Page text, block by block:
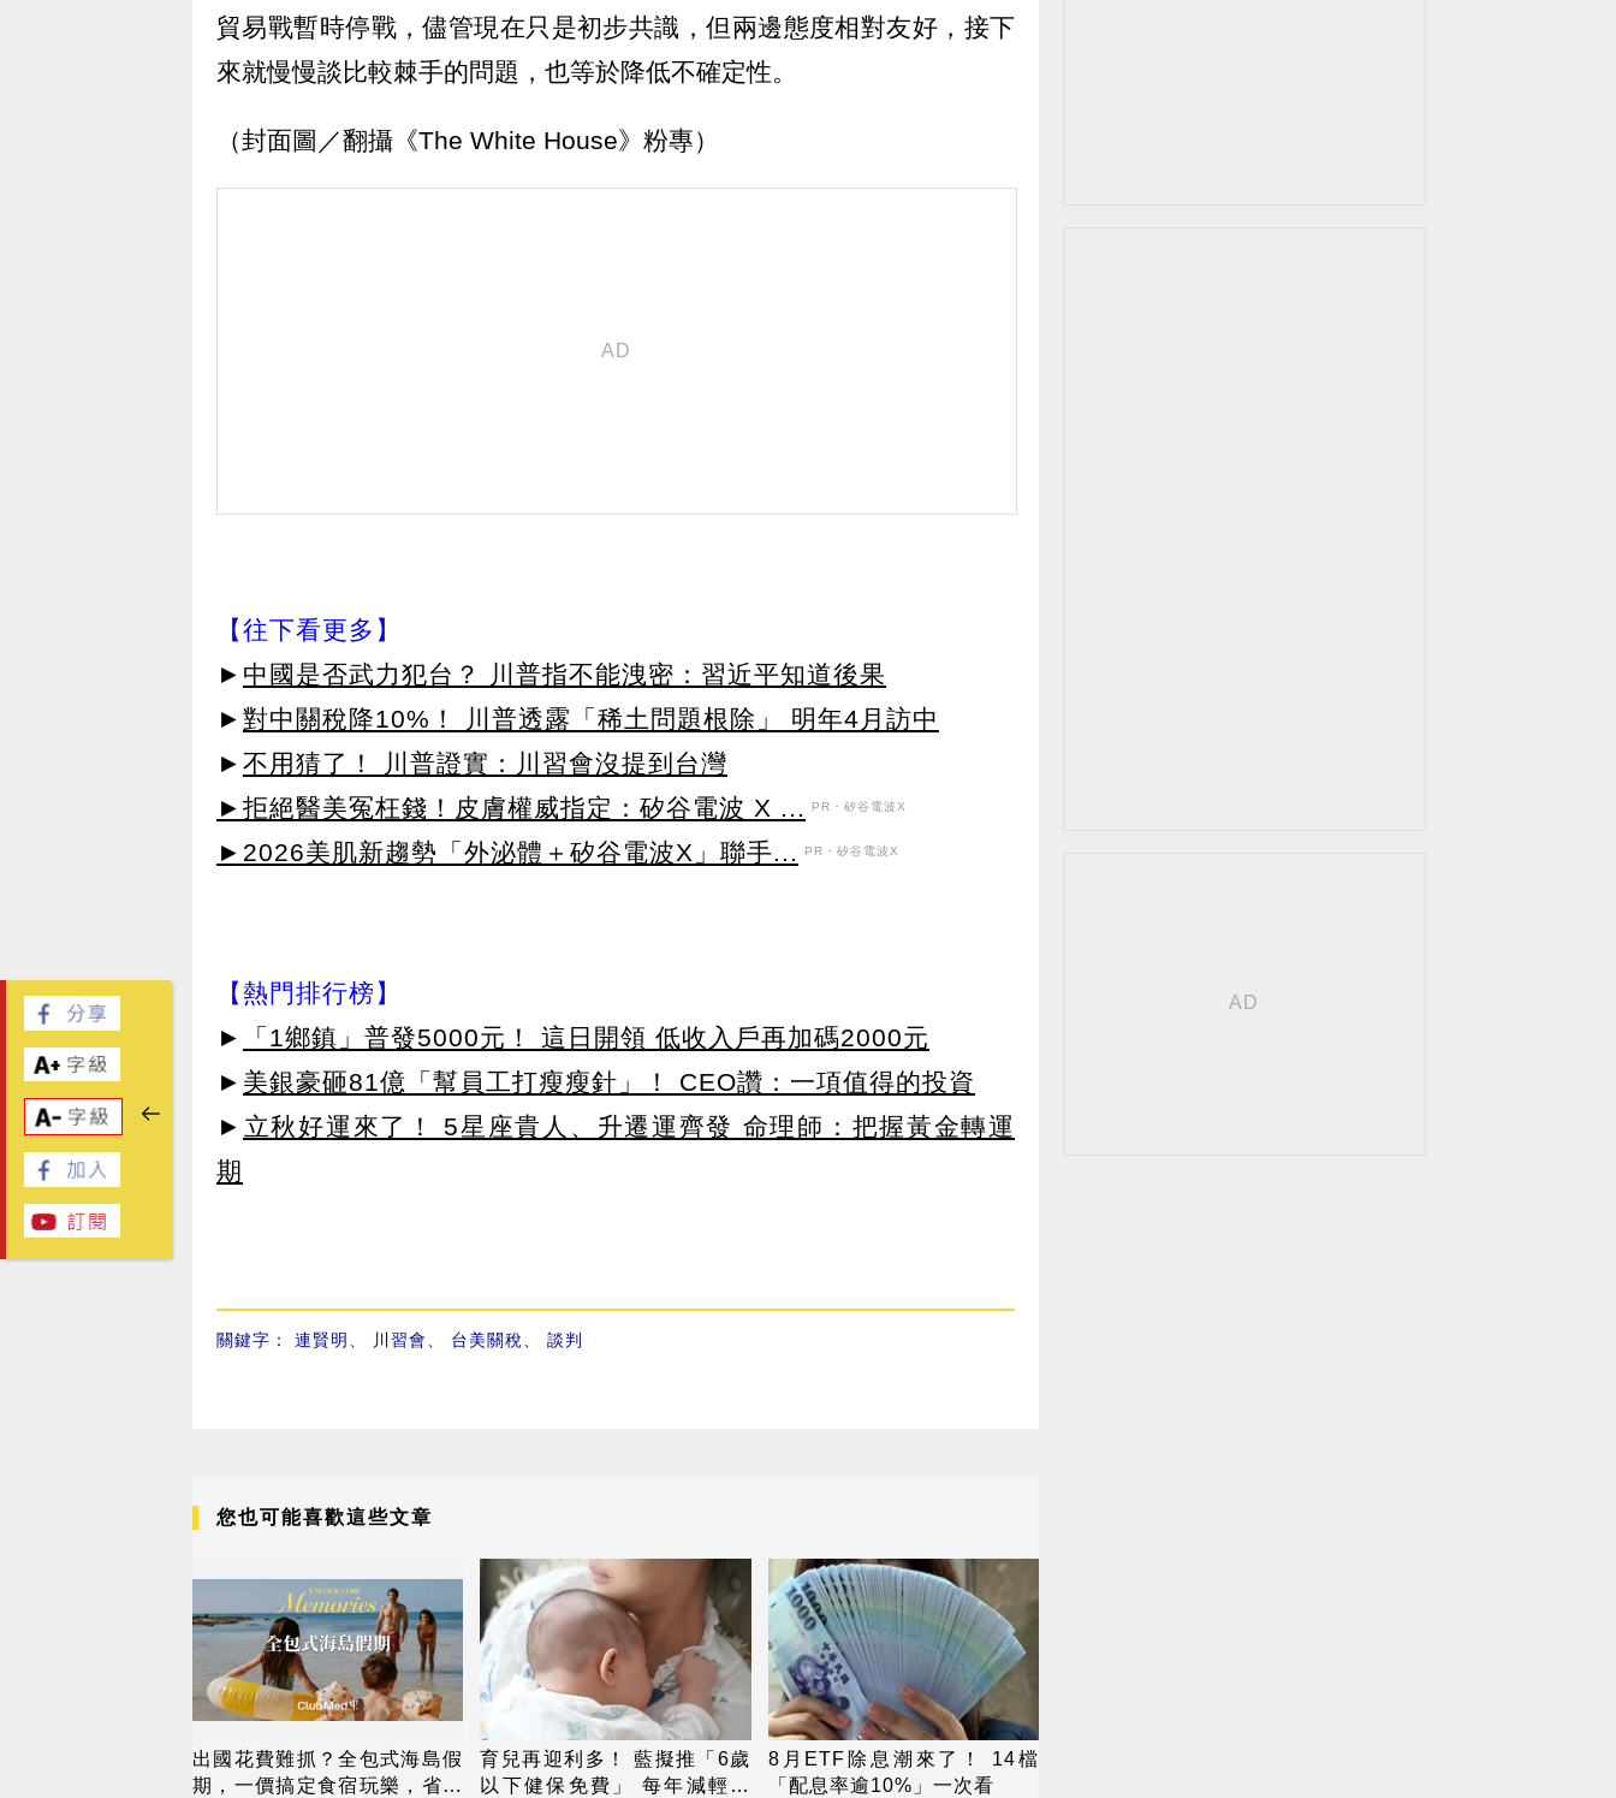
貿易戰暫時停戰，儘管現在只是初步共識，但兩邊態度相對友好，接下
來就慢慢談比較棘手的問題，也等於降低不確定性。
（封面圖／翻攝《The White House》粉專）
【往下看更多】
► 中國是否武力犯台？ 川普指不能洩密：習近平知道後果
► 對中關稅降10%！ 川普透露「稀土問題根除」 明年4月訪中
► 不用猜了！ 川普證實：川習會沒提到台灣
►拒絕醫美冤枉錢！皮膚權威指定：矽谷電波 X ...
PR・矽谷電波X
►2026美肌新趨勢「外泌體＋矽谷電波X」聯手... PR・矽谷電波X
【熱門排行榜】
►
「1鄉鎮」普發5000元！ 這日開領 低收入戶再加碼2000元
► 美銀豪砸81億「幫員工打瘦瘦針」！ CEO讚：一項值得的投資
► 立秋好運來了！ 5星座貴人、升遷運齊發 命理師：把握黃金轉運
期
關鍵字： 連賢明 、 川習會、 台美關稅、 談判
您也可能喜歡這些文章
出國花費難抓？全包式海島假
期，一價搞定食宿玩樂，省錢
育兒再迎利多！ 藍擬推「6歲
以下健保免費」 每年減輕近
8月ETF除息潮來了！ 14檔
「配息率逾10%」一次看